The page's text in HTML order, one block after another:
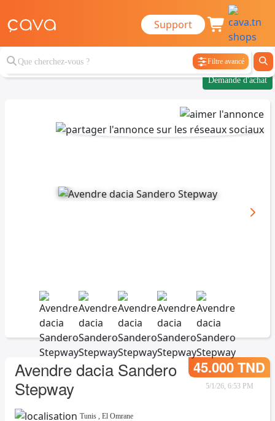
Support
Filtre avancé
Demande d'achat
Avendre dacia Sandero
Stepway
45.000 TND
5/1/26, 6:53 PM
Tunis , El Omrane